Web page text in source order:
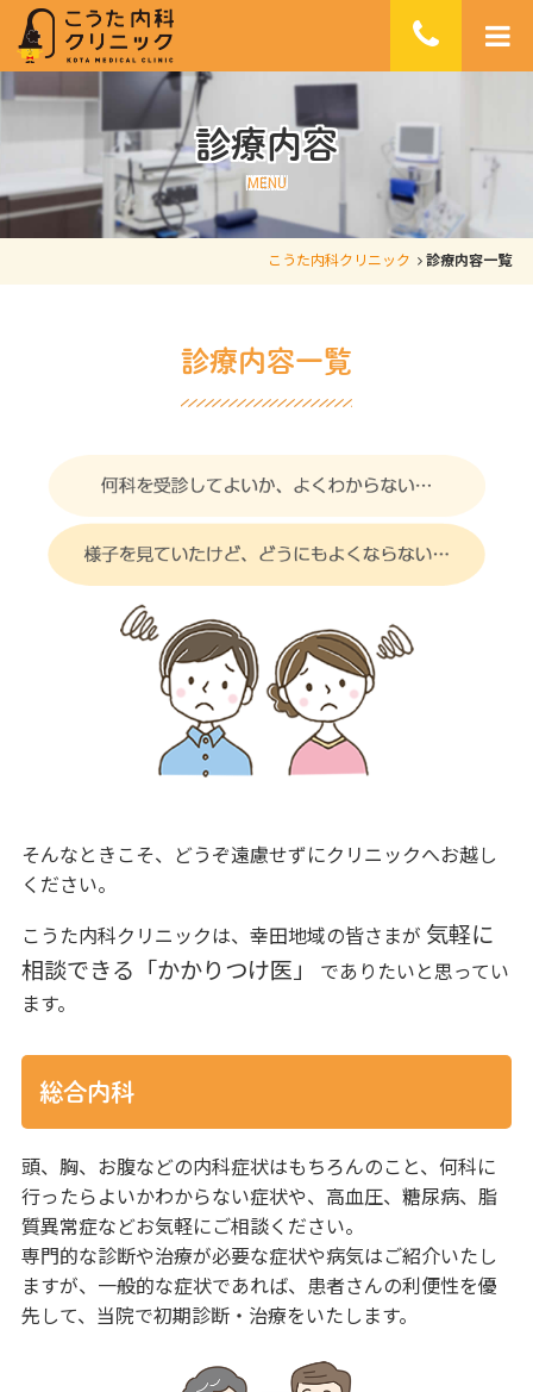
診療内容
MENU
こうた内科クリニック 診療内容一覧
診療内容一覧
そんなときこそ、どうぞ遠慮せずにクリニックへお越し
ください。
こうた内科クリニックは、幸田地域の皆さまが 気軽に
相談できる「かかりつけ医」
でありたいと思ってい
ます。
総合内科
頭、胸、お腹などの内科症状はもちろんのこと、何科に
行ったらよいかわからない症状や、高血圧、糖尿病、脂
質異常症などお気軽にご相談ください。
専門的な診断や治療が必要な症状や病気はご紹介いたし
ますが、一般的な症状であれば、患者さんの利便性を優
先して、当院で初期診断・治療をいたします。